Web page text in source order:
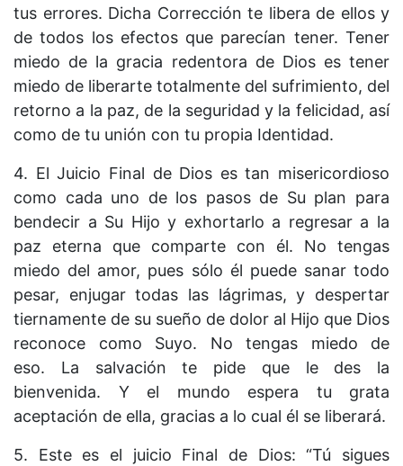
tus errores. Dicha Corrección te libera de ellos y
de todos los efectos que parecían tener. Tener
miedo de la gracia redentora de Dios es tener
miedo de liberarte totalmente del sufrimiento, del
retorno a la paz, de la seguridad y la felicidad, así
como de tu unión con tu propia Identidad.
4. El Juicio Final de Dios es tan misericordioso
como cada uno de los pasos de Su plan para
bendecir a Su Hijo y exhortarlo a regresar a la
paz eterna que comparte con él. No tengas
miedo del amor, pues sólo él puede sanar todo
pesar, enjugar todas las lágrimas, y despertar
tiernamente de su sueño de dolor al Hijo que Dios
reconoce como Suyo. No tengas miedo de
eso. La salvación te pide que le des la
bienvenida. Y el mundo espera tu grata
aceptación de ella, gracias a lo cual él se liberará.
5. Este es el juicio Final de Dios: “Tú sigues